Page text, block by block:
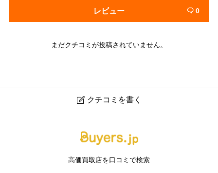
レビュー  0
まだクチコミが投稿されていません。
 クチコミを書く
任意
高価買取店を口コミで検索